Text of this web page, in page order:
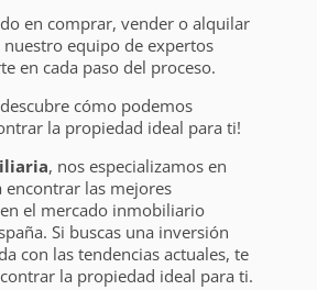
en comprar, vender o alquilar
equipo de expertos
en cada paso del proceso.
cómo podemos
la propiedad ideal para ti!
, nos especializamos en
encontrar las mejores
el mercado inmobiliario
Si buscas una inversión
con las tendencias actuales, te
la propiedad ideal para ti.